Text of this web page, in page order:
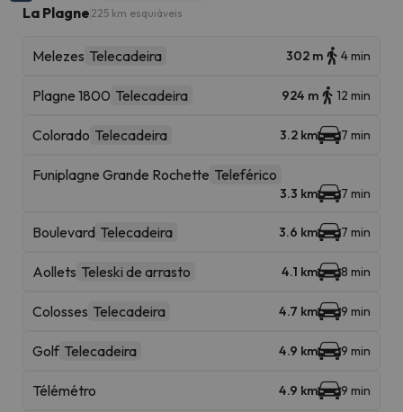
La Plagne 225 km esquiáveis
Melezes Telecadeira 302 m 4 min
Plagne 1800 Telecadeira 924 m 12 min
Colorado Telecadeira 3.2 km 7 min
Funiplagne Grande Rochette Teleférico
3.3 km 7 min
Boulevard Telecadeira 3.6 km 7 min
Aollets Teleski de arrasto 4.1 km 8 min
Colosses Telecadeira 4.7 km 9 min
Golf Telecadeira 4.9 km 9 min
Télémétro 4.9 km 9 min